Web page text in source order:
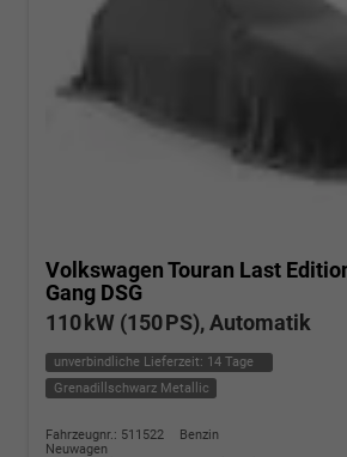
Volkswagen Touran Last
Gang DSG
110 kW (150 PS), Automatik
unverbindliche Lieferzeit: 14 Tage
Grenadillschwarz Metallic
Fahrzeugnr.: 511522
Benzin
Neuwagen